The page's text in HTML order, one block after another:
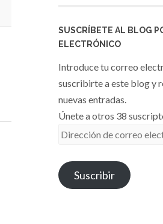
SUSCRÍBETE AL BLOG
ELECTRÓNICO
Introduce tu correo
suscribirte a este blog y
nuevas entradas.
Únete a otros 38
Dirección
correo
electrónico
Suscribir